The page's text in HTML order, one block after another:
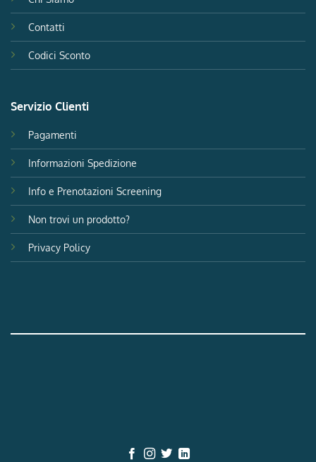
Contatti
Codici Sconto
Servizio Clienti
Pagamenti
Informazioni Spedizione
Info e Prenotazioni Screening
Non trovi un prodotto?
Privacy Policy